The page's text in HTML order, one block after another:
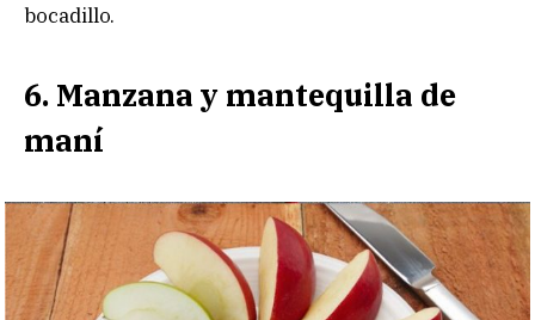
bocadillo.
6. Manzana y mantequilla de
maní